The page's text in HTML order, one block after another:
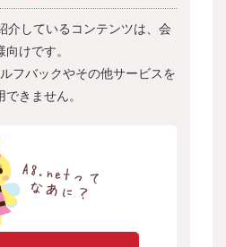
介しているコンテンツは、会
向けです。
フバックやその他サービスを
できません。